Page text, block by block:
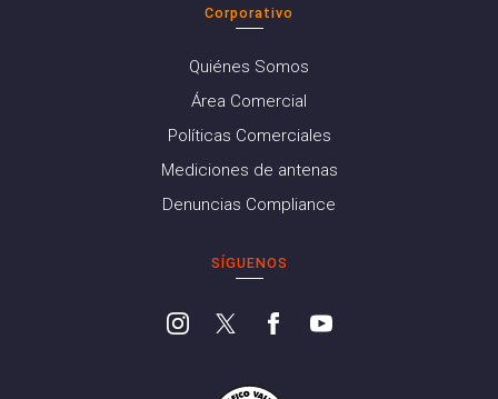
Corporativo
Quiénes Somos
Área Comercial
Políticas Comerciales
Mediciones de antenas
Denuncias Compliance
SÍGUENOS